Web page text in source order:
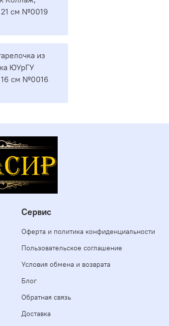
21 см №0019
из
ЮУрГУ
16 см №0016
Сервис
Оферта и политика конфиденциальности
Пользовательское соглашение
Условия обмена и возврата
Блог
Обратная связь
Доставка